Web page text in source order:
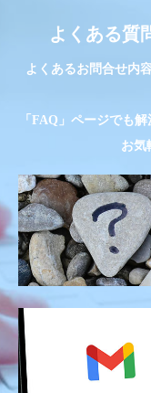
よくある
よくあるお問合せ内
「FAQ」ページでも
お気